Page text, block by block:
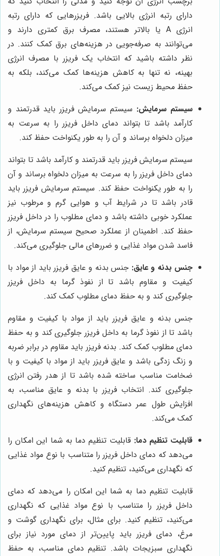
دارای رتبه انرژی بالایی باشد. فریزرهایی که دارای رتبه
انرژی A یا بالاتر هستند، مصرف برق کمتری دارند و
می‌توانند به صرفه‌جویی در هزینه‌های برق کمک کنند. در
نظر داشته باشید که انتخاب یک فریزر با مصرف انرژی
بهینه، نه تنها به کاهش هزینه‌ها کمک می‌کند، بلکه به
حفظ محیط زیست نیز کمک می‌کند.
سیستم سرمایش: سیستم سرمایش فریزر باید قدرتمند و
کارآمد باشد تا بتواند دمای داخل فریزر را به سرعت به
میزان دلخواه برساند و آن را به طور یکنواخت حفظ کند.
سیستم سرمایش فریزر باید قدرتمند و کارآمد باشد تا بتواند
دمای داخل فریزر را به سرعت به میزان دلخواه برساند و آن
را به طور یکنواخت حفظ کند. سیستم سرمایش فریزر باید
قادر باشد تا در شرایط آب و هوایی گرم و مرطوب نیز
عملکرد خوبی داشته باشد و دمای مطلوب را در داخل فریزر
حفظ کند. اطمینان از عملکرد صحیح سیستم سرمایش، از
فاسد شدن مواد غذایی و ضررهای مالی جلوگیری می‌کند.
جنس بدنه و عایق: جنس بدنه و عایق فریزر باید از مواد با
کیفیت و مقاوم باشد تا از نفوذ گرما به داخل فریزر
جلوگیری کند و به حفظ دمای مطلوب کمک کند.
جنس بدنه و عایق فریزر باید از مواد با کیفیت و مقاوم
باشد تا از نفوذ گرما به داخل فریزر جلوگیری کند و به حفظ
دمای مطلوب کمک کند. بدنه فریزر باید مقاوم در برابر ضربه
و زنگ زدگی باشد و عایق فریزر باید از مواد با کیفیت و با
ضخامت مناسب ساخته شده باشد تا از هدر رفتن انرژی
جلوگیری کند. انتخاب فریزر با بدنه و عایق مناسب، به
افزایش طول عمر دستگاه و کاهش هزینه‌های نگهداری
کمک می‌کند.
قابلیت تنظیم دما: قابلیت تنظیم دما به شما این امکان را
می‌دهد که دمای داخل فریزر را متناسب با نوع مواد غذایی
که نگهداری می‌کنید، تنظیم کنید.
قابلیت تنظیم دما به شما این امکان را می‌دهد که دمای
داخل فریزر را متناسب با نوع مواد غذایی که نگهداری
می‌کنید، تنظیم کنید. برای مثال، برای نگهداری گوشت و
مرغ، دمای فریزر باید پایین‌تر از دمای مورد نیاز برای
نگهداری سبزیجات باشد. تنظیم دمای مناسب، به حفظ